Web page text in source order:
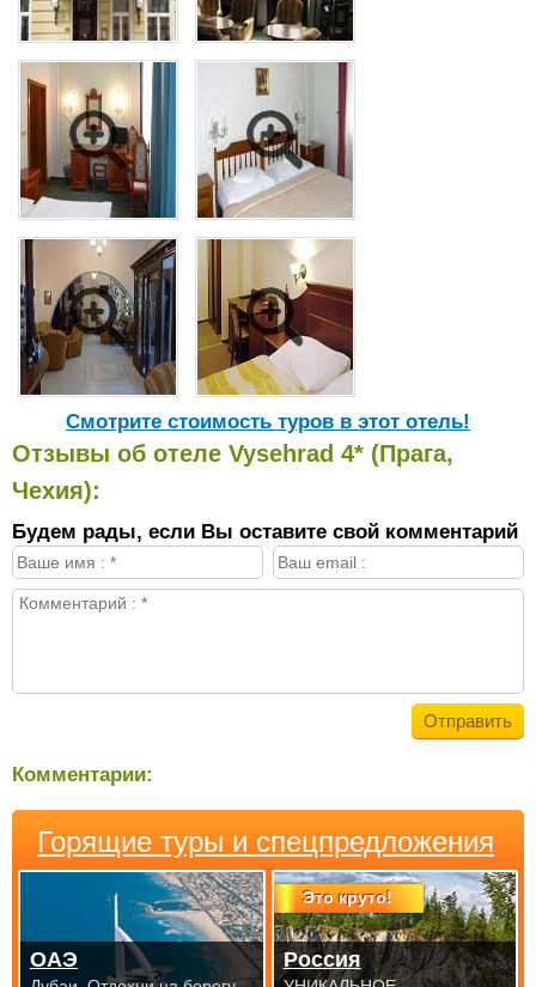
Cмотрите стоимость туров в этот отель!
Отзывы об отеле Vysehrad 4* (Прага,
Чехия):
Будем рады, если Вы оставите свой комментарий
Комментарии:
Горящие туры и спецпредложения
ОАЭ
Это круто!
Россия